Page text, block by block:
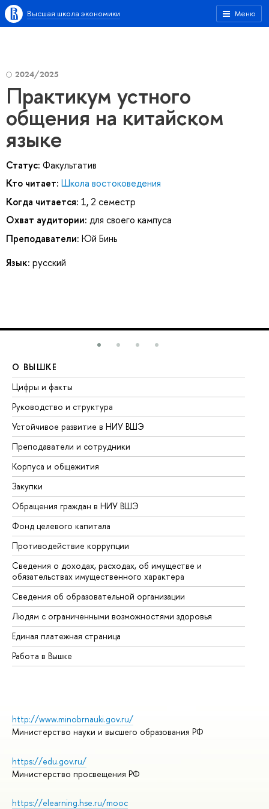
Меню
Высшая школа экономики
2024/2025
Практикум устного
общения на китайском
языке
Статус: Факультатив
Кто читает: Школа востоковедения
Когда читается: 1, 2 семестр
Охват аудитории: для своего кампуса
Преподаватели: Юй Бинь
Язык: русский
О ВЫШКЕ
Цифры и факты
Руководство и структура
Устойчивое развитие в НИУ ВШЭ
Преподаватели и сотрудники
Корпуса и общежития
Закупки
Обращения граждан в НИУ ВШЭ
Фонд целевого капитала
Противодействие коррупции
Сведения о доходах, расходах, об имуществе и
обязательствах имущественного характера
Сведения об образовательной организации
Людям с ограниченными возможностями здоровья
Единая платежная страница
Работа в Вышке
http://www.minobrnauki.gov.ru/
Министерство науки и высшего образования РФ
https://edu.gov.ru/
Министерство просвещения РФ
https://elearning.hse.ru/mooc